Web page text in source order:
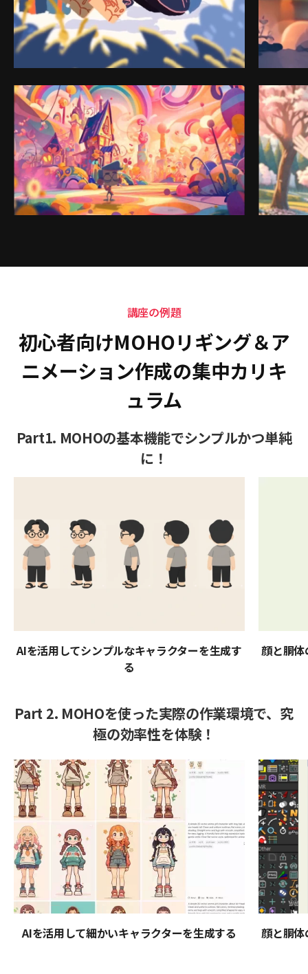
講座の例題
初心者向けMOHOリギング＆ア
ニメーション作成の集中カリキ
ュラム
Part1. MOHOの基本機能でシンプルかつ単純
に！
AIを活用してシンプルなキャラクターを生成す
る
顔と胴体
Part 2. MOHOを使った実際の作業環境で、究
極の効率性を体験！
AIを活用して細かいキャラクターを生成する 顔と胴体